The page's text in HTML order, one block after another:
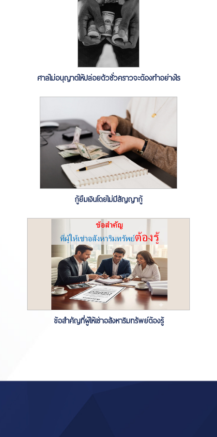
ศาลไม่อนุญาตให้ปล่อยตัวชั่วคราวจะต้องทำอย่างไร
กู้ยืมเงินโดยไม่มีสัญญากู้
ข้อสำคัญที่ผู้ให้เช่าอสังหาริมทรัพย์ต้องรู้